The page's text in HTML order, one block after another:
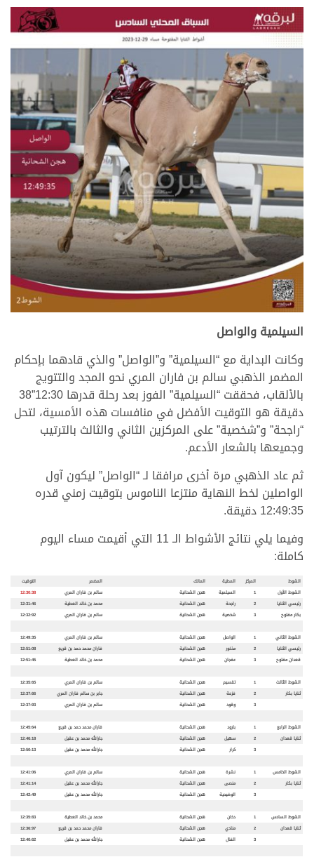
السيلمية والواصل
وكانت البداية مع “السيلمية” و”الواصل” والذي قادهما بإحكام
المضمر الذهبي سالم بن فاران المري نحو المجد والتتويج
بالألقاب، فحققت “السيلمية” الفوز بعد رحلة قدرها 12:30”38
دقيقة هو التوقيت الأفضل في منافسات هذه الأمسية، لتحل
“راجحة” و”شخصية” على المركزين الثاني والثالث بالترتيب
وجميعها بالشعار الأدعم.
ثم عاد الذهبي مرة أخرى مرافقا لـ “الواصل” ليكون آول
الواصلين لخط النهاية منتزعا الناموس بتوقيت زمني قدره
12:49:35 دقيقة.
وفيما يلي نتائج الأشواط الـ 11 التي أقيمت مساء اليوم
كاملة:
الشوط المركز المطية المالك المضمر
التوقيت
الشوط الأول
1 السيلمية هجن الشحانية سالم بن فاران المري
12:30:38
رئيسي الثنايا
2 راجحة هجن الشحانية محمد بن خالد العطية
12:31:46
بكار مفتوح
3 شخصية هجن الشحانية سالم بن فاران المري 12:32:92
الشوط الثاني 1 الواصل هجن الشحانية سالم بن فاران المري
12:49:35
رئيسي الثنايا
2 مذخور هجن الشحانية فاران محمد حمد بن قريع
12:51:08
قعدان مفتوح
3 عفجان هجن الشحانية محمد بن خالد العطية 12:51:45
الشوط الثالث 1 تقسيم هجن الشحانية سالم بن فاران المري
12:35:65
ثنايا بكار
2 فزعة هجن الشحانية جابر بن سالم فاران المري
12:37:66
3
وقود هجن الشحانية سالم بن فاران المري 12:37:93
الشوط الرابع 1 بارود هجن الشحانية فاران محمد حمد بن قريع
12:45:64
ثنايا قعدان
2 سهيل هجن الشحانية جارالله محمد بن عقيل
12:46:18
3
كرار هجن الشحانية جارالله محمد بن عقيل 12:50:13
الشوط الخامس 1 نشرة هجن الشحانية سالم بن فاران المري
12:41:06
ثنايا بكار
2 منصى هجن الشحانية جارالله محمد بن عقيل
12:41:14
3
الوضيحية هجن الشحانية جارالله محمد بن عقيل 12:42:49
الشوط السادس 1 دخان هجن الشحانية محمد بن خالد العطية
12:35:83
ثنايا قعدان
2 منادي هجن الشحانية فاران محمد حمد بن قريع
12:36:97
3
الفال هجن الشحانية جارالله محمد بن عقيل 12:40:62